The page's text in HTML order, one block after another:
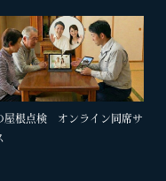
屋根点検 オンライン同席サ